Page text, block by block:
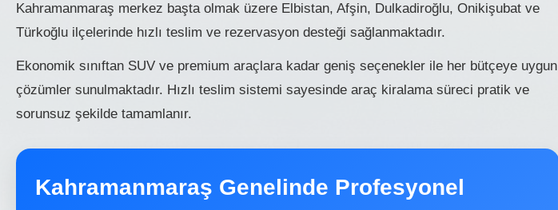
Kahramanmaraş merkez başta olmak üzere Elbistan, Afşin, Dulkadiroğlu, Onikişubat ve
Türkoğlu ilçelerinde hızlı teslim ve rezervasyon desteği sağlanmaktadır.
Ekonomik sınıftan SUV ve premium araçlara kadar geniş seçenekler ile her bütçeye uygun
çözümler sunulmaktadır. Hızlı teslim sistemi sayesinde araç kiralama süreci pratik ve
sorunsuz şekilde tamamlanır.
Kahramanmaraş Genelinde Profesyonel